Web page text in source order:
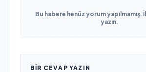
Bu habere henüz yorum yapılmamış.
yazın.
BIR CEVAP YAZIN